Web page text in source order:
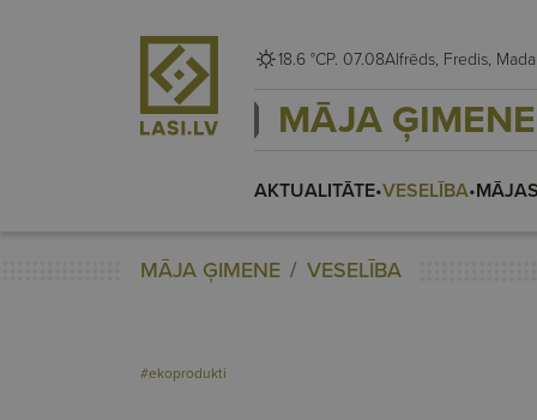
18.6 °CP. 07.08 Alfrēds, Fredis,
MĀJA ĢIMENE
AKTUALITĀTE•VESELĪBA•
MĀJA ĢIMENE VESELĪBA
#ekoprodukti